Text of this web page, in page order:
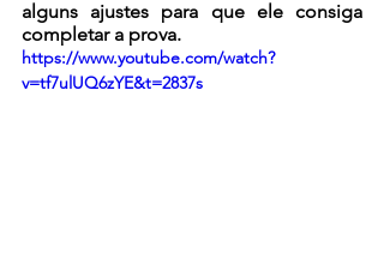
alguns ajustes para que ele consiga
completar a prova.
https://www.youtube.com/watch?
v=tf7ulUQ6zYE&t=2837s